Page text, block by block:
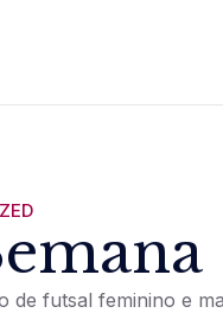
de futsal feminino e